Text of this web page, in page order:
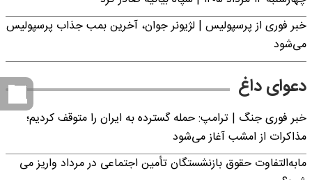
خبر فوری از پرسپولیس | لژیونر جوان، آخرین بمب جذاب پرسپولیس
می‌شود
دعوای داغ
خبر فوری جنگ | ترامپ: حمله گسترده به ایران را متوقف کردیم؛
مذاکرات از امشب آغاز می‌شود
مابه‌التفاوت حقوق بازنشستگان تأمین اجتماعی در مرداد واریز می